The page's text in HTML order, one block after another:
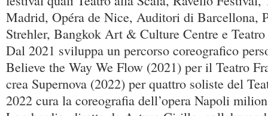
Madrid, Opéra de Nice, Auditori di Barcellona,
Strehler, Bangkok Art & Culture Centre e
Dal 2021 sviluppa un percorso coreografico
Believe the Way We Flow (2021) per il Teatro
crea Supernova (2022) per quattro soliste del
2022 cura la coreografia dell’opera Napoli